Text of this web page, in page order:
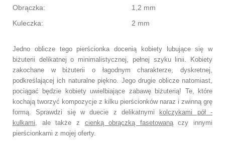
Obrączka:
1,2 mm
Kuleczka:
2 mm
Jedno oblicze tego pierścionka docenią kobiety lubujące się w
biżuterii delikatnej o minimalistycznej, pełnej szyku linii. Kobiety
zakochane w biżuterii o łagodnym charakterze, dyskretnej,
podkreślającej ich naturalne piękno. Jego drugie oblicze natomiast,
pociągać będzie kobiety uwielbiające zabawę biżuterią! Te, które
kochają tworzyć kompozycje z kilku pierścionków naraz i zwinną grę
formą. Sprawdzi się w duecie z delikatnymi
kolczykami pół -
kulkami, ale także z cienką obrączką fasetowanączy innymi
pierścionkami z mojej oferty.